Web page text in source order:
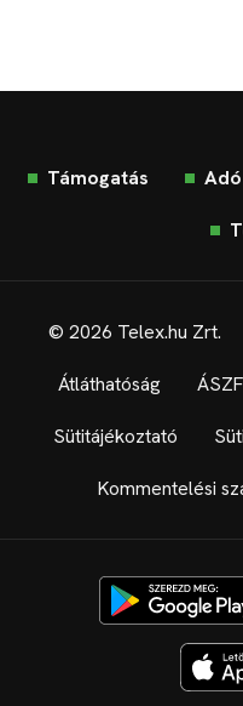
Támogatás
© 2026 Telex.hu Zrt.
Átláthatóság ÁSZF
Sütitájékoztató
Kommentelési